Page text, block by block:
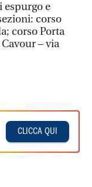
espurgo e
corso
corso Porta
– via
CLICCA QUI